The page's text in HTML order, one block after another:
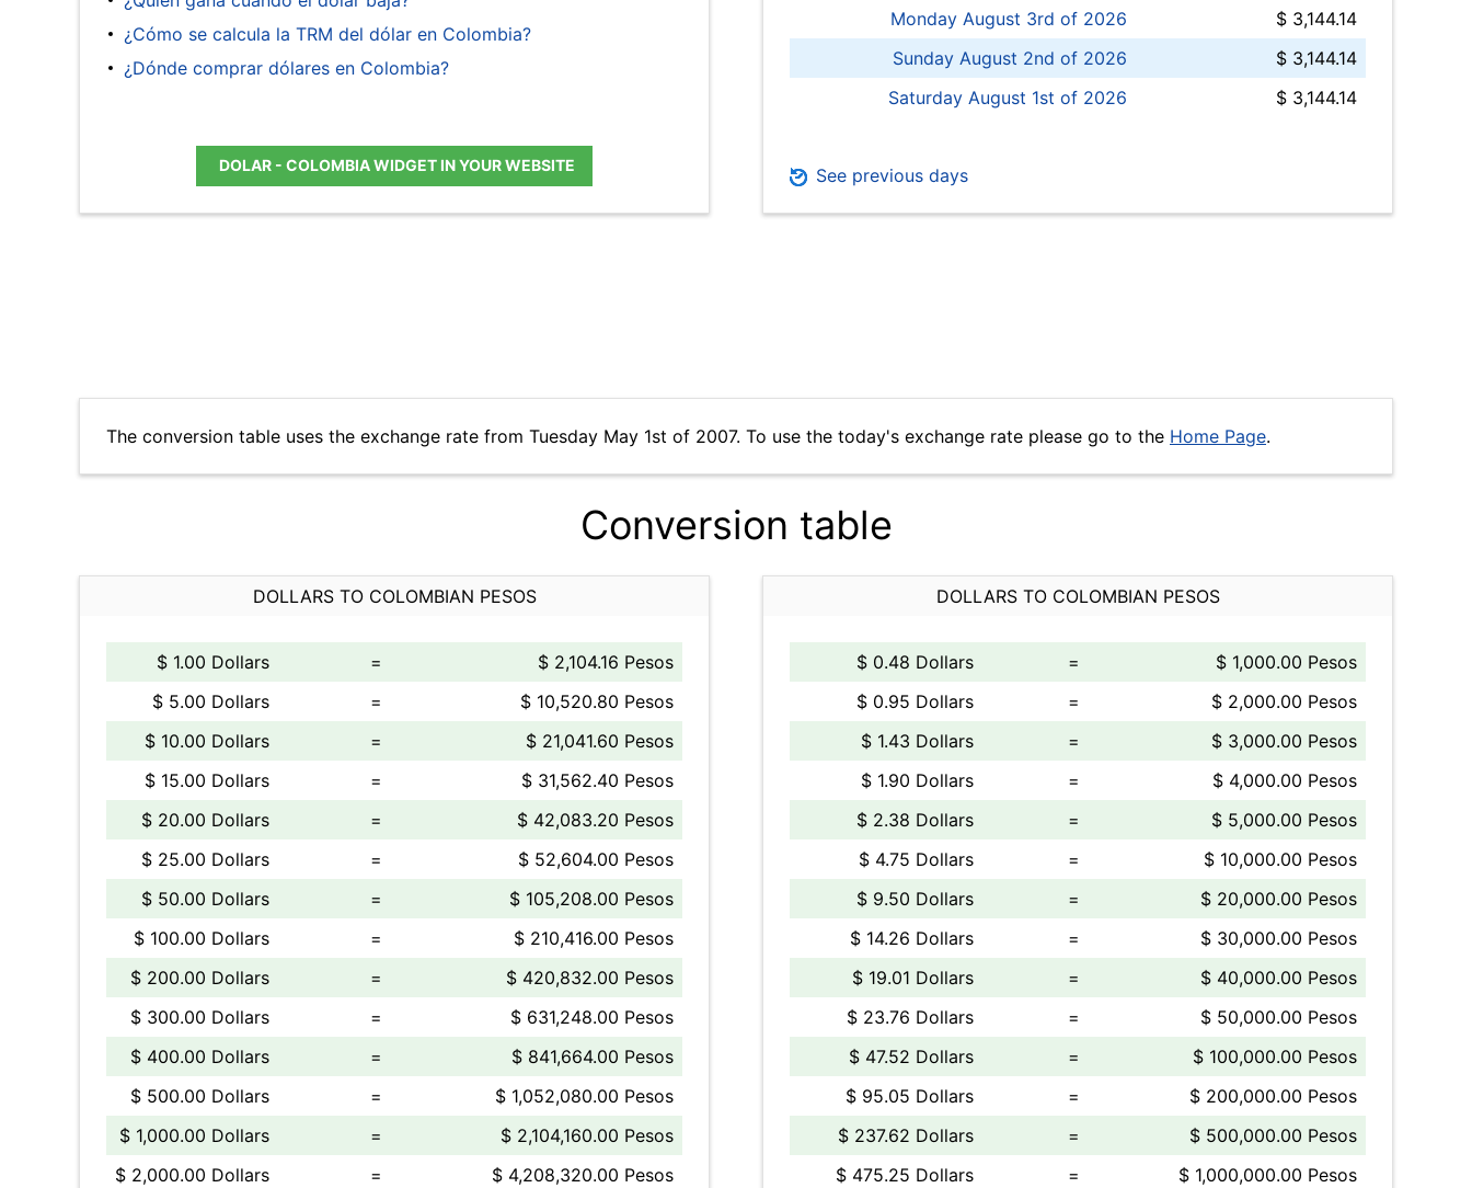
¿Cómo se calcula la TRM del dólar en Colombia?
¿Dónde comprar dólares en Colombia?
DOLAR - COLOMBIA WIDGET IN YOUR WEBSITE
Monday August 3rd of 2026
$ 3,144.14
Sunday August 2nd of 2026
$ 3,144.14
Saturday August 1st of 2026
$ 3,144.14
See previous days
The conversion table uses the exchange rate from Tuesday May 1st of 2007. To use the today's exchange rate please go to the Home Page.
Conversion table
DOLLARS TO COLOMBIAN PESOS
$ 1.00 Dollars =
$ 2,104.16 Pesos
$ 5.00 Dollars
=
$ 10,520.80 Pesos
$ 10.00 Dollars
=
$ 21,041.60 Pesos
$ 15.00 Dollars
=
$ 31,562.40 Pesos
$ 20.00 Dollars
=
$ 42,083.20 Pesos
$ 25.00 Dollars
=
$ 52,604.00 Pesos
$ 50.00 Dollars
=
$ 105,208.00 Pesos
$ 100.00 Dollars
=
$ 210,416.00 Pesos
$ 200.00 Dollars
=
$ 420,832.00 Pesos
$ 300.00 Dollars
=
$ 631,248.00 Pesos
$ 400.00 Dollars
=
$ 841,664.00 Pesos
$ 500.00 Dollars
=
$ 1,052,080.00 Pesos
$ 1,000.00 Dollars
=
$ 2,104,160.00 Pesos
$ 2,000.00 Dollars
= $ 4,208,320.00 Pesos
DOLLARS TO COLOMBIAN PESOS
$ 0.48 Dollars =
$ 1,000.00 Pesos
$ 0.95 Dollars
=
$ 2,000.00 Pesos
$ 1.43 Dollars
=
$ 3,000.00 Pesos
$ 1.90 Dollars
=
$ 4,000.00 Pesos
$ 2.38 Dollars
=
$ 5,000.00 Pesos
$ 4.75 Dollars
=
$ 10,000.00 Pesos
$ 9.50 Dollars
=
$ 20,000.00 Pesos
$ 14.26 Dollars
=
$ 30,000.00 Pesos
$ 19.01 Dollars
=
$ 40,000.00 Pesos
$ 23.76 Dollars
=
$ 50,000.00 Pesos
$ 47.52 Dollars
=
$ 100,000.00 Pesos
$ 95.05 Dollars
=
$ 200,000.00 Pesos
$ 237.62 Dollars
=
$ 500,000.00 Pesos
$ 475.25 Dollars
= $ 1,000,000.00 Pesos